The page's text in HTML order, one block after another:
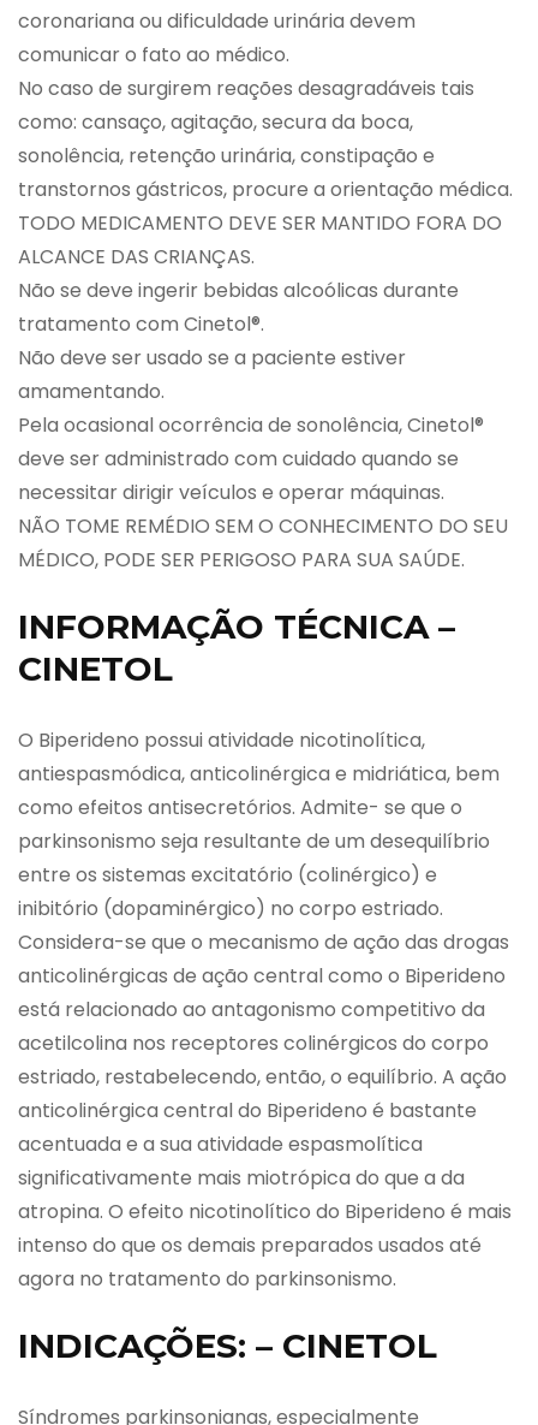
coronariana ou dificuldade urinária devem
comunicar o fato ao médico.
No caso de surgirem reações desagradáveis tais
como: cansaço, agitação, secura da boca,
sonolência, retenção urinária, constipação e
transtornos gástricos, procure a orientação médica.
TODO MEDICAMENTO DEVE SER MANTIDO FORA DO
ALCANCE DAS CRIANÇAS.
Não se deve ingerir bebidas alcoólicas durante
tratamento com Cinetol®.
Não deve ser usado se a paciente estiver
amamentando.
Pela ocasional ocorrência de sonolência, Cinetol®
deve ser administrado com cuidado quando se
necessitar dirigir veículos e operar máquinas.
NÃO TOME REMÉDIO SEM O CONHECIMENTO DO SEU
MÉDICO, PODE SER PERIGOSO PARA SUA SAÚDE.
INFORMAÇÃO TÉCNICA –
CINETOL
O Biperideno possui atividade nicotinolítica,
antiespasmódica, anticolinérgica e midriática, bem
como efeitos antisecretórios. Admite- se que o
parkinsonismo seja resultante de um desequilíbrio
entre os sistemas excitatório (colinérgico) e
inibitório (dopaminérgico) no corpo estriado.
Considera-se que o mecanismo de ação das drogas
anticolinérgicas de ação central como o Biperideno
está relacionado ao antagonismo competitivo da
acetilcolina nos receptores colinérgicos do corpo
estriado, restabelecendo, então, o equilíbrio. A ação
anticolinérgica central do Biperideno é bastante
acentuada e a sua atividade espasmolítica
significativamente mais miotrópica do que a da
atropina. O efeito nicotinolítico do Biperideno é mais
intenso do que os demais preparados usados até
agora no tratamento do parkinsonismo.
INDICAÇÕES: – CINETOL
Síndromes parkinsonianas, especialmente